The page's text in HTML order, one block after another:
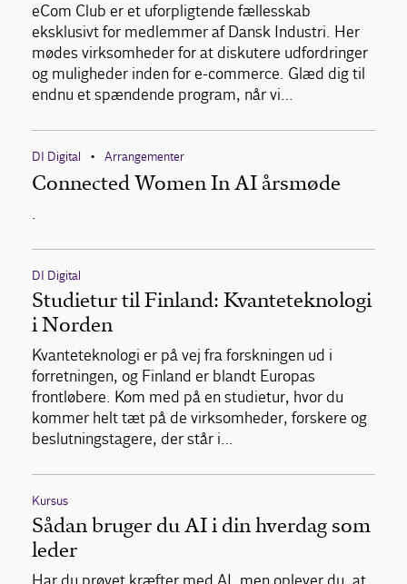
eCom Club er et uforpligtende fællesskab
eksklusivt for medlemmer af Dansk Industri. Her
mødes virksomheder for at diskutere udfordringer
og muligheder inden for e-commerce. Glæd dig til
endnu et spændende program, når vi…
DI Digital • Arrangementer
Connected Women In AI årsmøde
.
DI Digital
Studietur til Finland: Kvanteteknologi
i Norden
Kvanteteknologi er på vej fra forskningen ud i
forretningen, og Finland er blandt Europas
frontløbere. Kom med på en studietur, hvor du
kommer helt tæt på de virksomheder, forskere og
beslutningstagere, der står i…
Kursus
Sådan bruger du AI i din hverdag som
leder